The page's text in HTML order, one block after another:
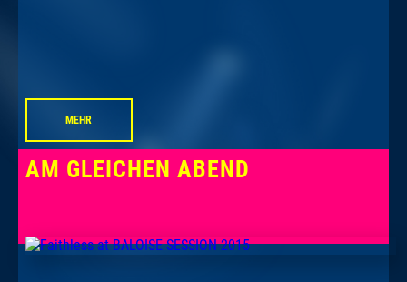
MEHR
AM GLEICHEN ABEND